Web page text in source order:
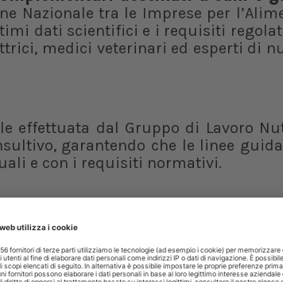
Nazionale tra le Imprese per
dati scientifici e i requisiti
medici veterinari ed esperti di
effettuata dal Gruppo di Lavoro
garantendo che le linee
e con i requisiti normativi.
per mantenere l’accuratezza alla
e professionisti del